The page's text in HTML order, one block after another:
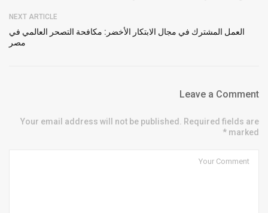
NEXT ARTICLE
العمل المشترك في مجال الابتكار الأخضر: مكافحة التصحر العالمي في
مصر
Leave a Comment
Your email address will not be published. Required fields are
marked *